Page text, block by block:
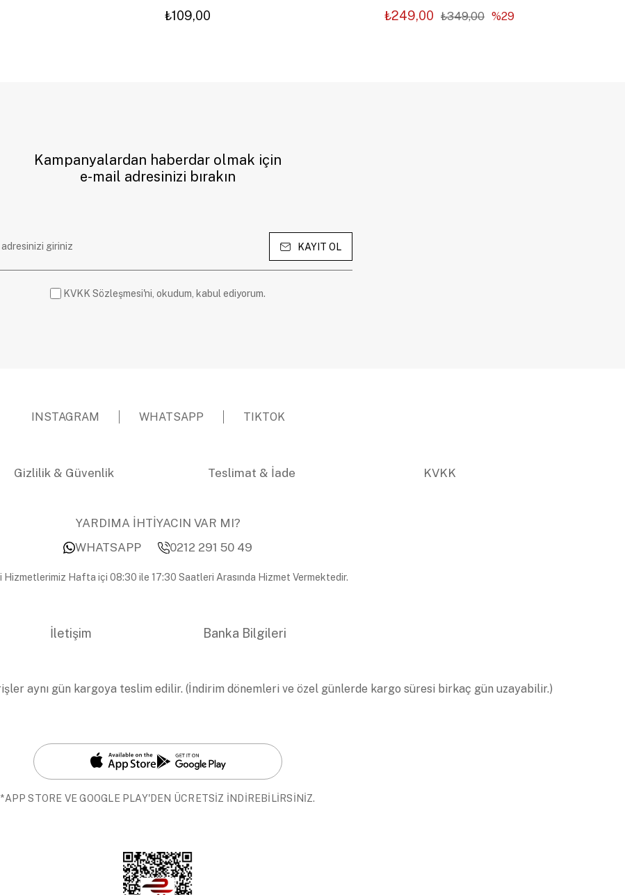
₺109,00 ₺249,00 ₺349,00 %29
Kampanyalardan haberdar olmak için
e-mail adresinizi bırakın
KAYIT OL
KVKK Sözleşmesi'ni, okudum, kabul ediyorum.
INSTAGRAM WHATSAPP TIKTOK
Gizlilik & Güvenlik Teslimat & İade KVKK
YARDIMA İHTİYACIN VAR MI?
WHATSAPP
0212 291 50 49
Hizmetlerimiz Hafta içi 08:30 ile 17:30 Saatleri Arasında Hizmet Vermektedir.
İletişim Banka Bilgileri
aynı gün kargoya teslim edilir. (İndirim dönemleri ve özel günlerde kargo süresi birkaç gün uzayabilir.)
*APP STORE VE GOOGLE PLAY'DEN ÜCRETSİZ İNDİREBİLİRSİNİZ.